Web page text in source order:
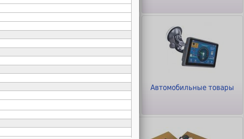
Автомобильные товары